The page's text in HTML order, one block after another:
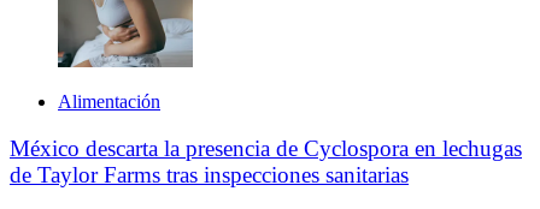
Alimentación
México descarta la presencia de Cyclospora en lechugas
de Taylor Farms tras inspecciones sanitarias